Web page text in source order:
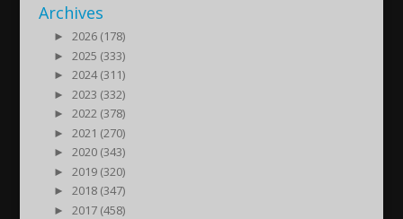
Archives
►
2026 (178)
►
2025 (333)
►
2024 (311)
►
2023 (332)
►
2022 (378)
►
2021 (270)
►
2020 (343)
►
2019 (320)
►
2018 (347)
►
2017 (458)